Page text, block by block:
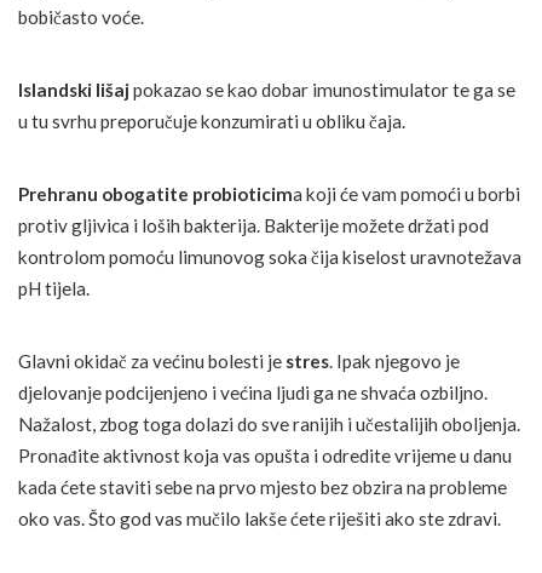
bobičasto voće.
Islandski lišajpokazao se kao dobar imunostimulator te ga se
u tu svrhu preporučuje konzumirati u obliku čaja.
Prehranu obogatite probioticima koji će vam pomoći u borbi
protiv gljivica i loših bakterija. Bakterije možete držati pod
kontrolom pomoću limunovog soka čija kiselost uravnotežava
pH tijela.
Glavni okidač za većinu bolesti je stres. Ipak njegovo je
djelovanje podcijenjeno i većina ljudi ga ne shvaća ozbiljno.
Nažalost, zbog toga dolazi do sve ranijih i učestalijih oboljenja.
Pronađite aktivnost koja vas opušta i odredite vrijeme u danu
kada ćete staviti sebe na prvo mjesto bez obzira na probleme
oko vas. Što god vas mučilo lakše ćete riješiti ako ste zdravi.